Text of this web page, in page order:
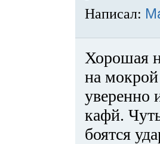
Написал:
Хорошая
на
уверенно
кафй.
боятся